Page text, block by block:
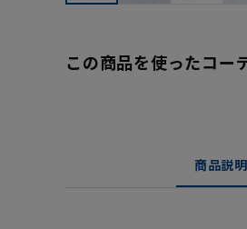
この商品を使ったコー
商品説